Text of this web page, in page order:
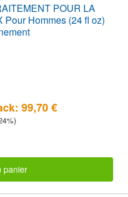
POUR LA
Hommes (24 fl oz)
99,70 €
panier